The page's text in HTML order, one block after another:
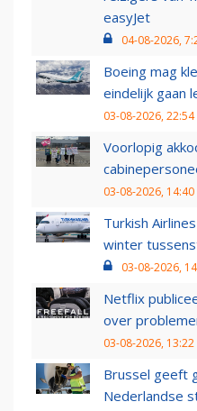
easyJet
04-08-2026,
Boeing mag
eindelijk gaan
03-08-2026, 22:54
Voorlopig
03-08-2026, 14:40
Turkish
winter
03-08-2026,
Netflix
over
03-08-2026, 13:22
Brussel geeft
Nederlandse